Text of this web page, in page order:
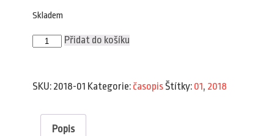
Skladem
Plav
1/2018
Přidat do košíku
SKU: 2018-01 Kategorie: časopisŠtítky: 01, 2018
Popis